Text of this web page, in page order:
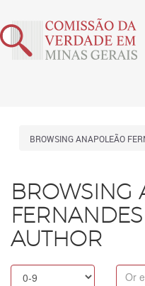
BROWSING ANAPOLEÃO
BROWSING
AUTHOR